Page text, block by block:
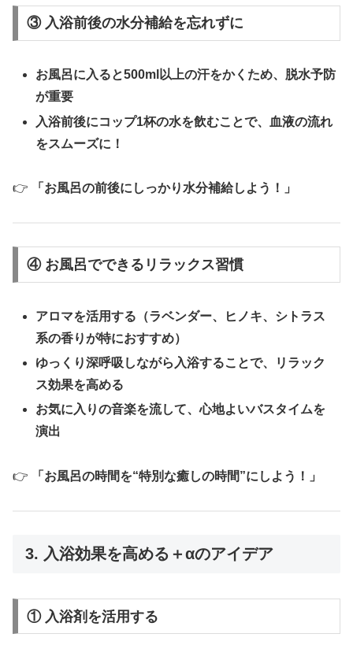
③ 入浴前後の水分補給を忘れずに
お風呂に入ると500ml以上の汗をかくため、脱水予防
が重要
入浴前後にコップ1杯の水を飲むことで、血液の流れ
をスムーズに！
👉 「お風呂の前後にしっかり水分補給しよう！」
④ お風呂でできるリラックス習慣
アロマを活用する（ラベンダー、ヒノキ、シトラス
系の香りが特におすすめ）
ゆっくり深呼吸しながら入浴することで、リラック
ス効果を高める
お気に入りの音楽を流して、心地よいバスタイムを
演出
👉 「お風呂の時間を“特別な癒しの時間”にしよう！」
3. 入浴効果を高める＋αのアイデア
① 入浴剤を活用する